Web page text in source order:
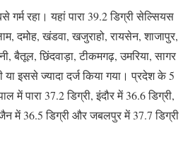
गर्म रहा। यहां पारा 39.2 डिग्री सेल्सियस
दमोह, खंडवा, खजुराहो, रायसेन, शाजापुर,
बैतूल, छिंदवाड़ा, टीकमगढ़, उमरिया, सागर
या इससे ज्यादा दर्ज किया गया। प्रदेश के 5
में पारा 37.2 डिग्री, इंदौर में 36.6 डिग्री,
में 36.5 डिग्री और जबलपुर में 37.7 डिग्री